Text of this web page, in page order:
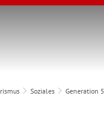
Soziales Generation